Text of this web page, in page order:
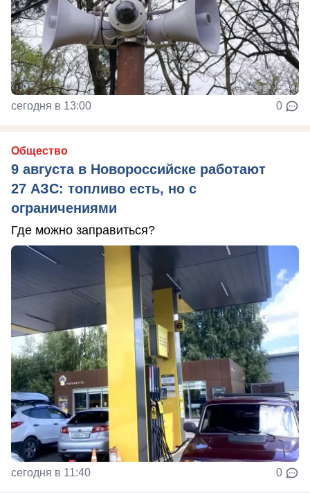
сегодня в 13:00 0
Общество
9 августа в Новороссийске работают
27 АЗС: топливо есть, но с
ограничениями
Где можно заправиться?
сегодня в 11:40 0